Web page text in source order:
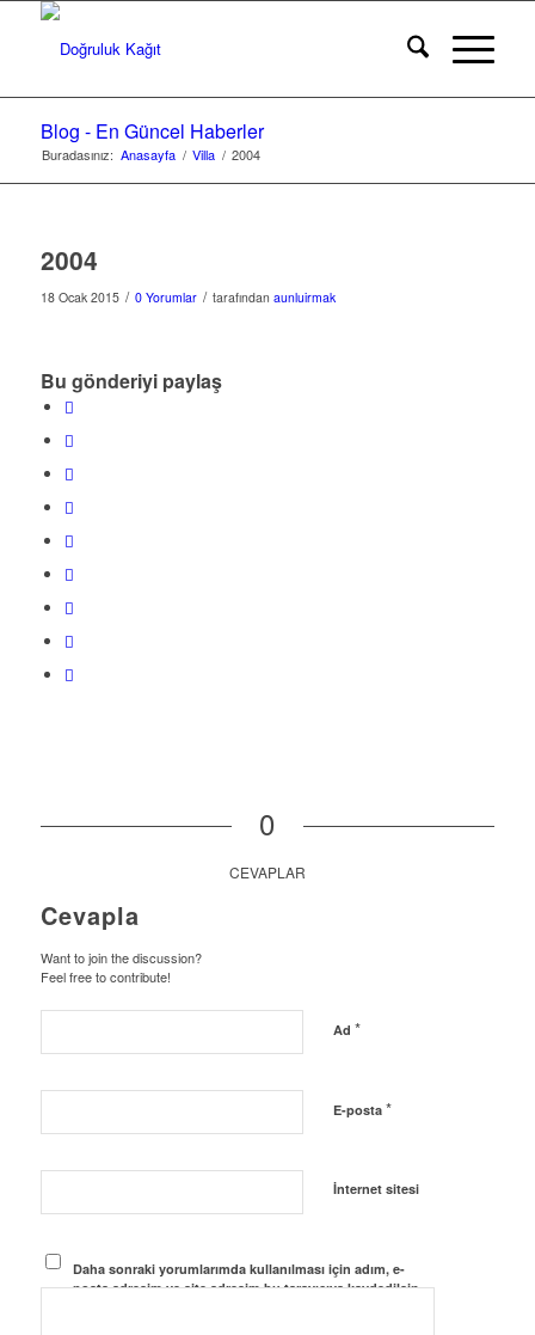
Blog - En Güncel Haberler
Buradasınız: Anasayfa / Villa / 2004
2004
18 Ocak 2015 / 0 Yorumlar / tarafından aunluirmak
Bu gönderiyi paylaş
0
CEVAPLAR
Cevapla
Want to join the discussion?
Feel free to contribute!
Ad *
E-posta *
İnternet sitesi
Daha sonraki yorumlarımda kullanılması için adım, e-
posta adresim ve site adresim bu tarayıcıya kaydedilsin.